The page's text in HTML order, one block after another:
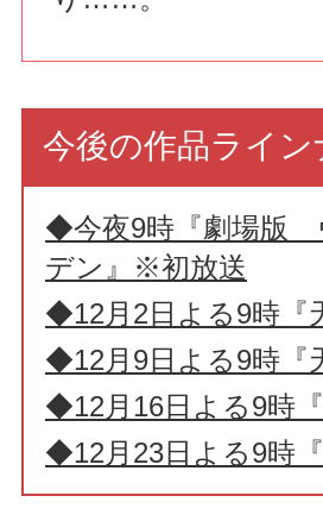
今後の作品ライ
◆今夜9時『劇場版
デン』※初放送
◆12月2日よる9時『
◆12月9日よる9時『
◆12月16日よる9時『
◆12月23日よる9時